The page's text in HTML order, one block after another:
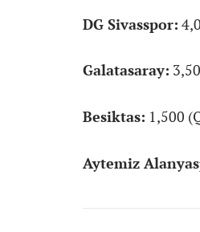
DG Sivasspor:
Galatasaray:
Besiktas: 1,500
Aytemiz